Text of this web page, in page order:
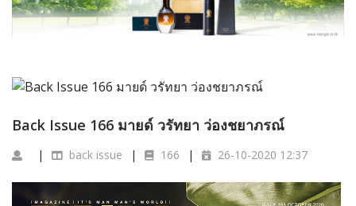
Back Issue 166 มายด์ วรัทยา ว่องชยาภรณ์
back issue 166 26-10-2020 12:37